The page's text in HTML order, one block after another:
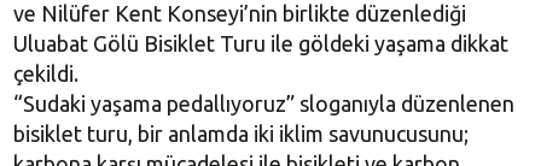
ve Nilüfer Kent Konseyi’nin birlikte düzenlediği
Uluabat Gölü Bisiklet Turu ile göldeki yaşama dikkat
çekildi.
“Sudaki yaşama pedallıyoruz” sloganıyla düzenlenen
bisiklet turu, bir anlamda iki iklim savunucusunu;